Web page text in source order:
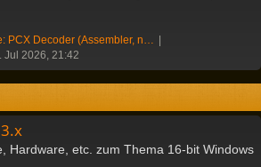
PCX Decoder (Assembler, n…
Jul 2026, 21:42
Hardware, etc. zum Thema 16-bit Windows